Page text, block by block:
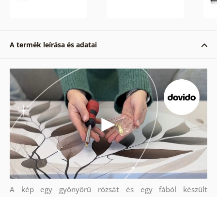
A termék leírása és adatai
A kép egy gyönyörű rózsát és egy fából készült